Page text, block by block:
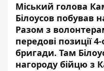
Міський голова
Білоусов побував
Разом з
передові позиції4-
бригади. Там
нагороду бійцю з